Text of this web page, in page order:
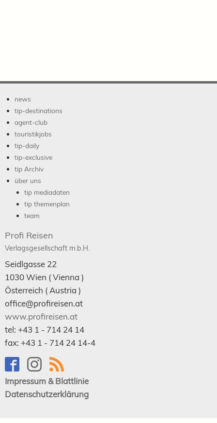
news
tip-destinations
agent-club
touristikjobs
tip-daily
tip-exclusive
tip Archiv
über uns
tip mediadaten
tip themenplan
team
Profi Reisen
Verlagsgesellschaft m.b.H.
Seidlgasse 22
1030Wien ( Vienna )
Österreich (Austria )
office@profireisen.at
www.profireisen.at
tel: +43 1 - 714 24 14
fax: +43 1 - 714 24 14-4
Impressum & Blattlinie
Datenschutzerklärung